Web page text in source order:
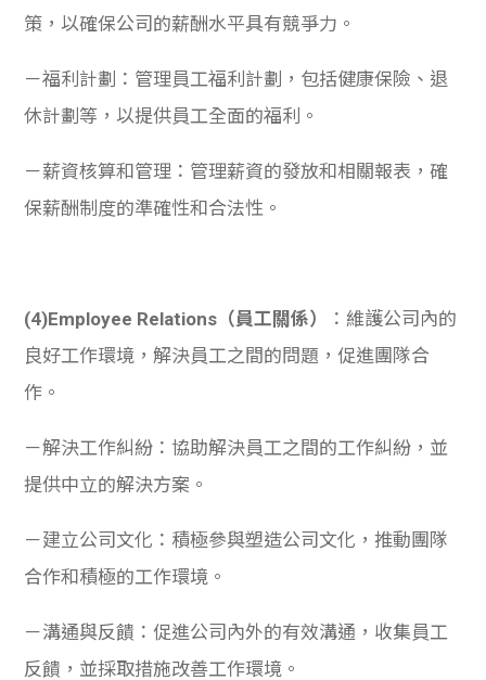
策，以確保公司的薪酬水平具有競爭力。
－福利計劃：管理員工福利計劃，包括健康保險、退
休計劃等，以提供員工全面的福利。
－薪資核算和管理：管理薪資的發放和相關報表，確
保薪酬制度的準確性和合法性。
(4)Employee Relations（員工關係）
：維護公司內的
良好工作環境，解決員工之間的問題，促進團隊合
作。
－解決工作糾紛：協助解決員工之間的工作糾紛，並
提供中立的解決方案。
－建立公司文化：積極參與塑造公司文化，推動團隊
合作和積極的工作環境。
－溝通與反饋：促進公司內外的有效溝通，收集員工
反饋，並採取措施改善工作環境。